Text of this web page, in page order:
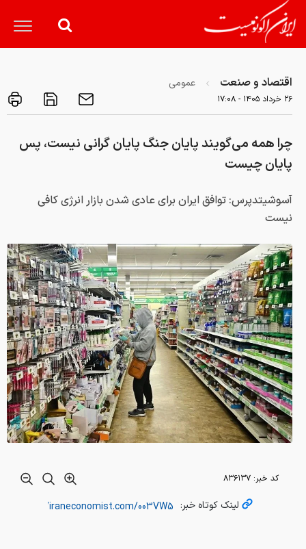
اقتصاد و صنعت عمومی
۲۶ خرداد ۱۴۰۵ - ۱۷:۰۸
چرا همه می‌گویند پایان جنگ پایان گرانی نیست، پس
پایان چیست
آسوشیتدپرس: توافق ایران برای عادی شدن بازار انرژی کافی
نیست
کد خبر: ۸۳۶۱۳۷
لینک کوتاه خبر: